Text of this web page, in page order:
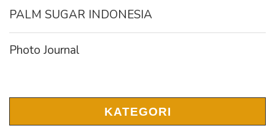
PALM SUGAR INDONESIA
Photo Journal
KATEGORI